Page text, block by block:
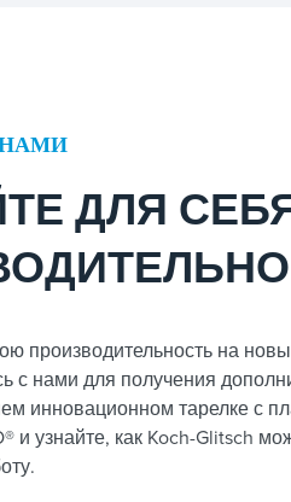
ДЛЯ
производительность на
с нами для получения
инновационном тарелке с
и узнайте, как Koch-Glitsch